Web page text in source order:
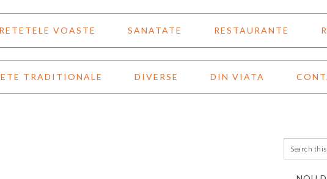
RETETELE VOASTE SANATATE RESTAURANTE
TRADITIONALE DIVERSE DIN VIATA